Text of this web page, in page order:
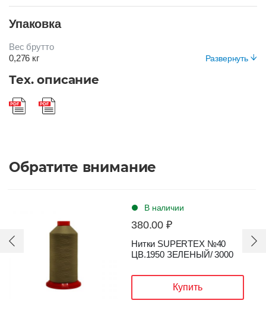
КОРИЧНЕВЫЙ
Упаковка
Развернуть
Вес брутто
0,276 кг
Вид упаковки
Короб
Тех. описание
Обратите внимание
В наличии
380.00 ₽
Нитки SUPERTEX №40
ЦВ.1950 ЗЕЛЕНЫЙ/ 3000
Купить